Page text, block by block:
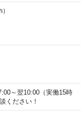
～翌10:00（実働15時
ください！